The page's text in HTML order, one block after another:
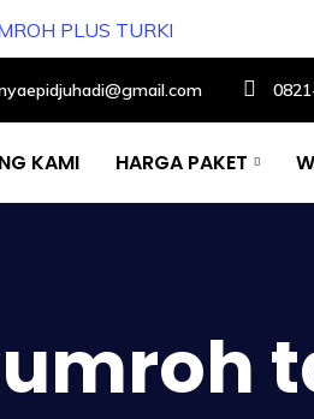
KAMI HARGA PAKET
umroh